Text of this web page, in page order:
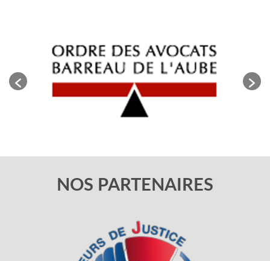
NOS PARTENAIRES